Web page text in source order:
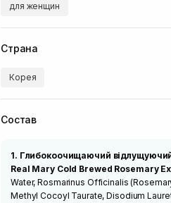
для женщин
Страна
Корея
Состав
1. Глибокоочищаючий
Real Mary Cold Brewed Rosemary
Water, Rosmarinus Officinalis
Methyl Cocoyl Taurate, Disodium